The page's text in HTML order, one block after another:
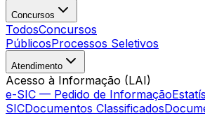
Concursos
TodosConcursos
PúblicosProcessos Seletivos
Atendimento
Acesso à Informação (LAI)
e-SIC — Pedido de Informação
SICDocumentos Classificados